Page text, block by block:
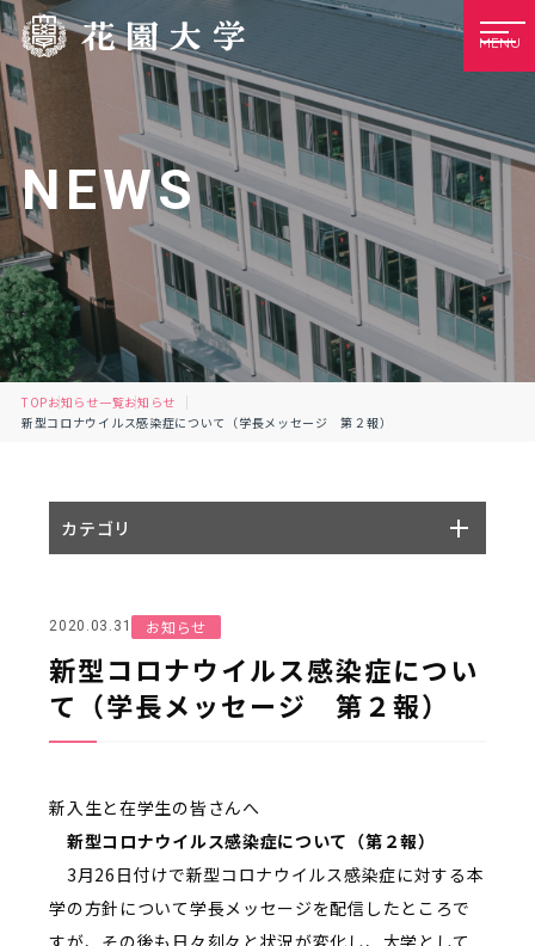
MENU
NEWS
TOPお知らせ一覧お知らせ
新型コロナウイルス感染症について（学長メッセージ 第２報）
2020.03.31 お知らせ
新型コロナウイルス感染症につい
て（学長メッセージ 第２報）
新入生と在学生の皆さんへ
新型コロナウイルス感染症について（第２報）
3月26日付けで新型コロナウイルス感染症に対する本
学の方針について学長メッセージを配信したところで
すが、その後も日々刻々と状況が変化し、大学として
カテゴリ